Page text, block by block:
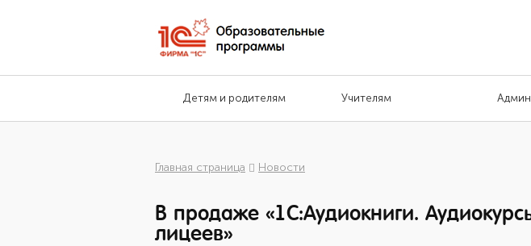
Детям и родителям Учителям
Главная страница Новости
В продаже «1С:Аудиокниги.
лицеев»